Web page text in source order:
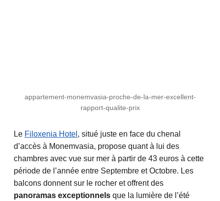
appartement-monemvasia-proche-de-la-mer-excellent-
rapport-qualite-prix
Le Filoxenia Hotel , situé juste en face du chenal
d’accès à Monemvasia, propose quant à lui des
chambres avec vue sur mer à partir de 43 euros à cette
période de l’année entre Septembre et Octobre. Les
balcons donnent sur le rocher et offrent des
panoramas exceptionnels que la lumière de l’été